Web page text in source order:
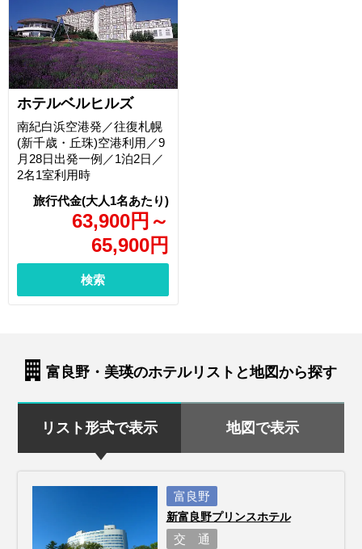
ホテルベルヒルズ
63,900円 ～
65,900円
南紀白浜空港発／往復札幌
(新千歳・丘珠)空港利用／9
月28日出発一例／1泊2日／
2名1室利用時
検索
富良野・美瑛のホテルリストと地図から探す
リスト形式で表示 地図で表示
富良野
新富良野プリンスホテル
交 通